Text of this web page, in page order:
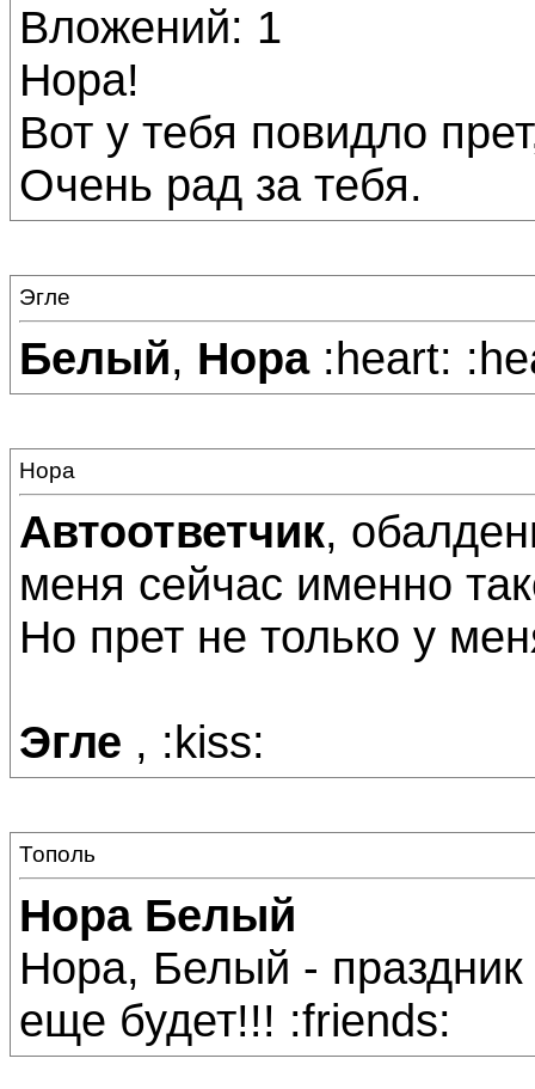
Вложений: 1
Нора!
Вот у тебя повидло
Очень рад за тебя.
Эгле
Белый, Нора:heart:
Нора
Автоответчик,
меня сейчас именно
Но прет не только у
Эгле , :kiss:
Тополь
Нора Белый
Нора, Белый -
еще будет!!! :friends: